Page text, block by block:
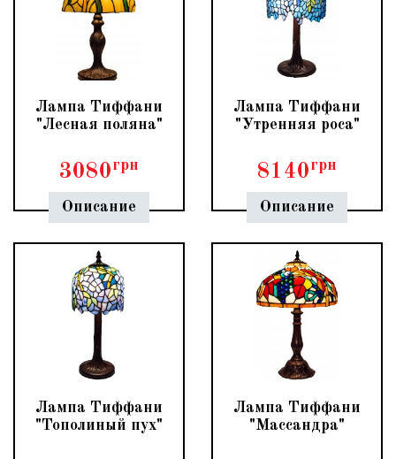
Лампа Тиффани
"Лесная поляна"
3080грн
Описание
Лампа Тиффани
"Утренняя роса"
8140грн
Описание
Лампа Тиффани
"Тополиный пух"
Лампа Тиффани
"Массандра"